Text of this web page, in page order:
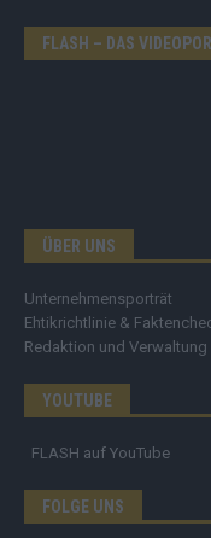
FLASH – DAS
ÜBER UNS
Unternehmensporträt
Ehtikrichtlinie &
Redaktion und Verwaltung
YOUTUBE
FLASH auf YouTube
FOLGE UNS